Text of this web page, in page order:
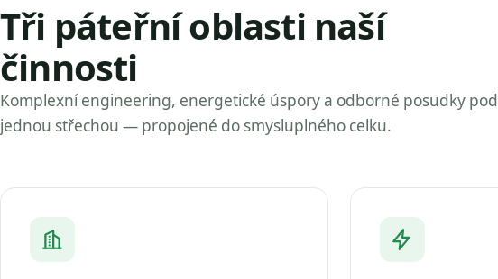
Tři páteřní oblasti naší
činnosti
Komplexní engineering, energetické úspory a odborné posudky pod
jednou střechou — propojené do smysluplného celku.